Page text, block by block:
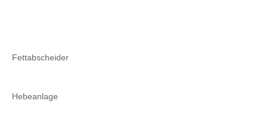
Fettabscheider
Hebeanlage